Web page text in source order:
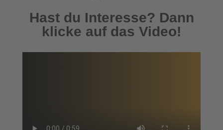
Hast du Interesse? Dann
klicke auf das Video!